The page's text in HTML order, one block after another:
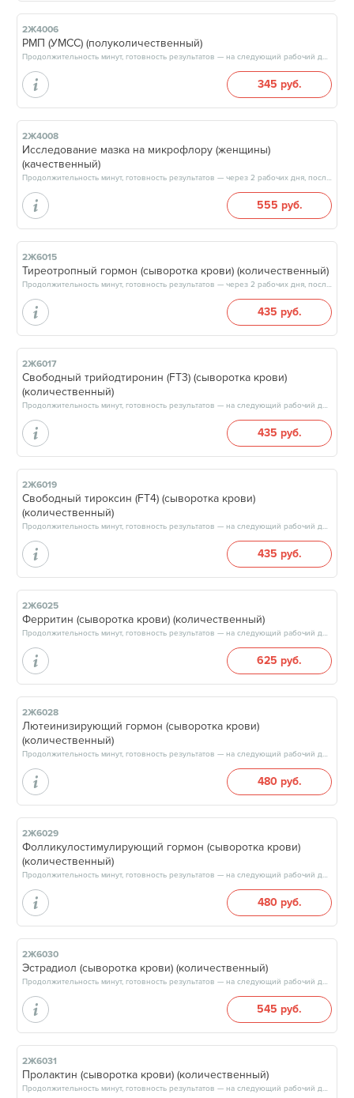
2Ж4006
РМП (УМСС) (полуколичественный)
Продолжительность минут, готовность результатов — на следующий рабочий день, после 14:00
345 руб.
2Ж4008
Исследование мазка на микрофлору (женщины)
(качественный)
Продолжительность минут, готовность результатов — через 2 рабочих дня, после 17:00
555 руб.
2Ж6015
Тиреотропный гормон (сыворотка крови) (количественный)
Продолжительность минут, готовность результатов — через 2 рабочих дня, после 17:00
435 руб.
2Ж6017
Свободный трийодтиронин (FT3) (сыворотка крови)
(количественный)
Продолжительность минут, готовность результатов — на следующий рабочий день, после 17:00
435 руб.
2Ж6019
Свободный тироксин (FT4) (сыворотка крови)
(количественный)
Продолжительность минут, готовность результатов — на следующий рабочий день, после 17:00
435 руб.
2Ж6025
Ферритин (сыворотка крови) (количественный)
Продолжительность минут, готовность результатов — на следующий рабочий день, после 17:00
625 руб.
2Ж6028
Лютеинизирующий гормон (сыворотка крови)
(количественный)
Продолжительность минут, готовность результатов — на следующий рабочий день, после 17:00
480 руб.
2Ж6029
Фолликулостимулирующий гормон (сыворотка крови)
(количественный)
Продолжительность минут, готовность результатов — на следующий рабочий день, после 17:00
480 руб.
2Ж6030
Эстрадиол (сыворотка крови) (количественный)
Продолжительность минут, готовность результатов — на следующий рабочий день, после 17:00
545 руб.
2Ж6031
Пролактин (сыворотка крови) (количественный)
Продолжительность минут, готовность результатов — на следующий рабочий день, после 17:00